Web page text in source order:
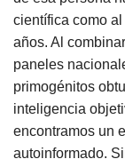
científica como
años. Al
paneles
primogénitos
inteligencia
encontramos un
autoinformado.